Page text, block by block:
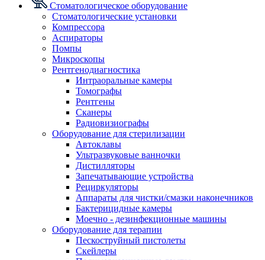
Стоматологическое оборудование
Стоматологические установки
Компрессора
Аспираторы
Помпы
Микроскопы
Рентгенодиагностика
Интраоральные камеры
Томографы
Рентгены
Сканеры
Радиовизиографы
Оборудование для стерилизации
Автоклавы
Ультразвуковые ванночки
Дистилляторы
Запечатывающие устройства
Рециркуляторы
Аппараты для чистки/смазки наконечников
Бактерицидные камеры
Моечно - дезинфекционные машины
Оборудование для терапии
Пескоструйный пистолеты
Скейлеры